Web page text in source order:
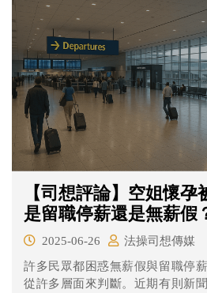
【司想評論】空姐懷孕
是留職停薪還是無薪假
2025-06-26
法操司想傳媒
許多民眾都困惑無薪假與留職停
從許多層面來判斷。近期有則新